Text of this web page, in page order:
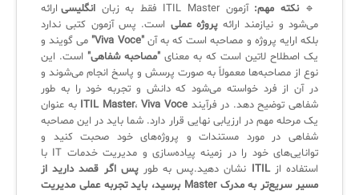
🔹نکته مهم: آزمون ITIL Master فقط به زبان انگلیسی ارائه
می‌شود و نیازمند ارائهپروژه عملی است. پس آزمون کتبی ندارد
بلکه ارایه پروژه و مصاحبه است که به آن"Viva Voce"
می گویند و
یک اصطلاح لاتین است که به معنای "مصاحبه شفاهی" است. این
نوع از مصاحبه‌ها معمولاً به صورت پرسش و پاسخ انجام می‌شوند و
در آن از فرد خواسته می‌شود که دانش و تجربه خود را به طور
شفاهی توضیح دهد. در فرآیند
ITIL Master،Viva Voce
به عنوان
یک مرحله مهم در ارزیابی نهایی قرار دارد. شما باید در این مصاحبه
شفاهی در مورد مستندات و پروژه‌های خود صحبت کنید و
توانایی‌های خود را در زمینه پیاده‌سازی و مدیریت خدمات IT با
استفاده ازITIL نشان دهید.پس به طورپس اگر قصد دارید از
مسیر سریع‌تر به مدرک Master برسید، باید تجربه عملی مدیریت